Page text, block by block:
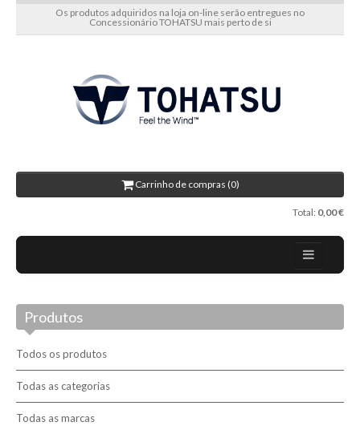
Os produtos adquiridos na loja on-line serão entregues no
Concessionário TOHATSU mais perto de si
Carrinho de compras (0)
Total: 0,00 €
Sobre nós
Novidades
Contactos
Concessionários
Produtos
Todos os produtos
Todas as categorias
Todas as marcas